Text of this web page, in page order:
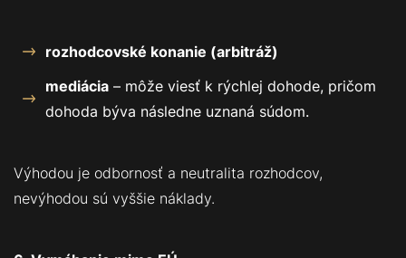
rozhodcovské konanie (arbitráž)
mediácia – môže viesť k rýchlej dohode, pričom
dohoda býva následne uznaná súdom.
Výhodou je odbornosť a neutralita rozhodcov,
nevýhodou sú vyššie náklady.